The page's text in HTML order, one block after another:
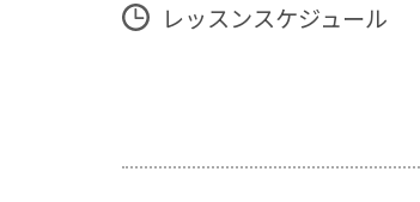
レッスンスケジュール